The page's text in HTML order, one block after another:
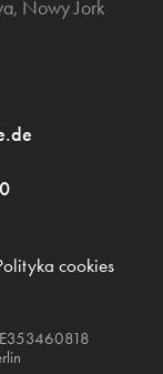
, Nowy Jork
cookies